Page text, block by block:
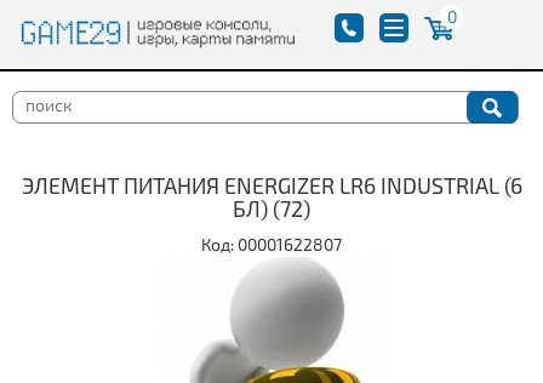
0
ЭЛЕМЕНТ ПИТАНИЯ ENERGIZER LR6 INDUSTRIAL (6
БЛ) (72)
Код: 00001622807